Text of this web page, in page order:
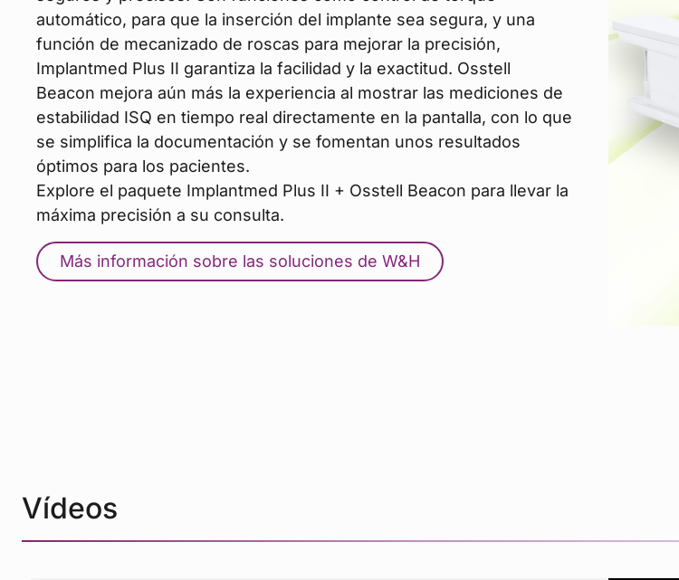
automático, para que la inserción del implante sea segura, y una
función de mecanizado de roscas para mejorar la precisión,
Implantmed Plus II garantiza la facilidad y la exactitud. Osstell
Beacon mejora aún más la experiencia al mostrar las mediciones de
estabilidad ISQ en tiempo real directamente en la pantalla, con lo que
se simplifica la documentación y se fomentan unos resultados
óptimos para los pacientes.
Explore el paquete Implantmed Plus II + Osstell Beacon para llevar la
máxima precisión a su consulta.
Más información sobre las soluciones de W&H
Vídeos